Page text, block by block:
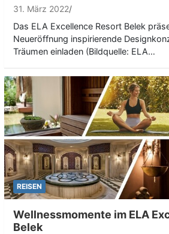
31. März 2022
Das ELA Excellence Resort Belek
Neueröffnung inspirierende
Träumen einladen (Bildquelle: ELA…
REISEN
Wellnessmomente im ELA
Belek